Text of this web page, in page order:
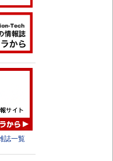
誌一覧